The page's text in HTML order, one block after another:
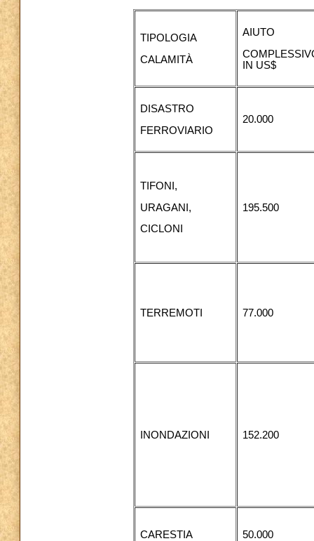
TIPOLOGIA
CALAMITÀ
AIUTO
IN US$
DISASTRO
FERROVIARIO
20.000
TIFONI,
URAGANI,
CICLONI
195.500
TERREMOTI 77.000
INONDAZIONI 152.200
CARESTIA 50.000